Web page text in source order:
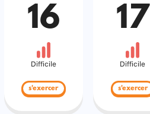
16
Difficile
s'exercer
17
Difficile
s'exercer